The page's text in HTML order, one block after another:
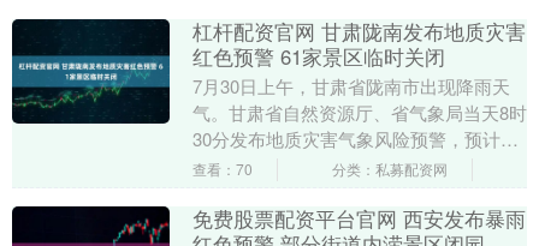
杠杆配资官网 甘肃陇南发布地质灾害
红色预警 61家景区临时关闭
7月30日上午，甘肃省陇南市出现降雨天
气。甘肃省自然资源厅、省气象局当天8时
30分发布地质灾害气象风险预警，预计未
来24小时内，陇南市（武都区、成县、文
查看：70 分类：私募配资网
免费股票配资平台官网 西安发布暴雨